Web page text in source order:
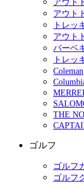
アウト
アウト
トレッ
アウト
バーベ
トレッ
Coleman
THE
ゴルフ
ゴルフ
ゴルフ